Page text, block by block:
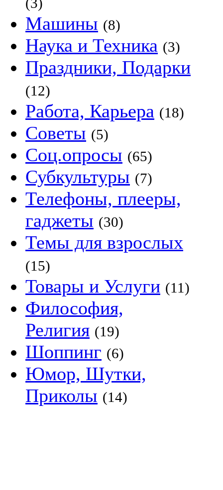
Машины (8)
Наука и Техника (3)
Праздники, Подарки
(12)
Работа, Карьера (18)
Советы (5)
Соц.опросы (65)
Субкультуры (7)
Телефоны, плееры,
гаджеты (30)
Темы для взрослых
(15)
Товары и Услуги (11)
Философия,
Религия (19)
Шоппинг (6)
Юмор, Шутки,
Приколы (14)